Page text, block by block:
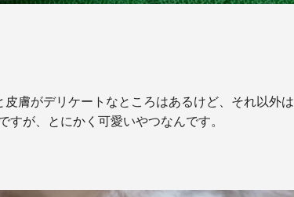
膚がデリケートなところはあるけど、それ以外は
が、とにかく可愛いやつなんです。